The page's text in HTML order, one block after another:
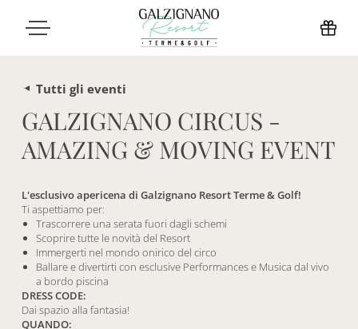
Tutti gli eventi
GALZIGNANO CIRCUS -
AMAZING & MOVING EVENT
L'esclusivo apericena di Galzignano Resort Terme & Golf!
Ti aspettiamo per:
Trascorrere una serata fuori dagli schemi
Scoprire tutte le novità del Resort
Immergerti nel mondo onirico del circo
Ballare e divertirti con esclusive Performances e Musica dal vivo
a bordo piscina
DRESS CODE:
Dai spazio alla fantasia!
QUANDO: